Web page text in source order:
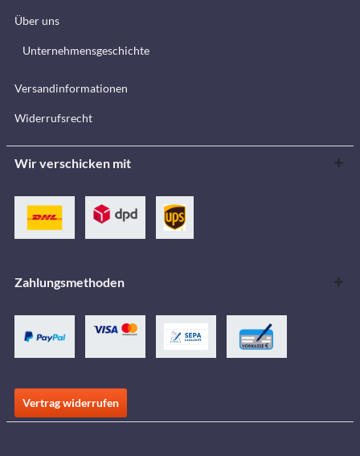
Über uns
Unternehmensgeschichte
Versandinformationen
Widerrufsrecht
Wir verschicken mit
Zahlungsmethoden
Vertrag widerrufen